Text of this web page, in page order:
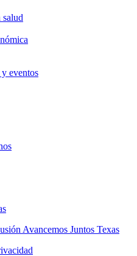
eventos
Avancemos Juntos Texas